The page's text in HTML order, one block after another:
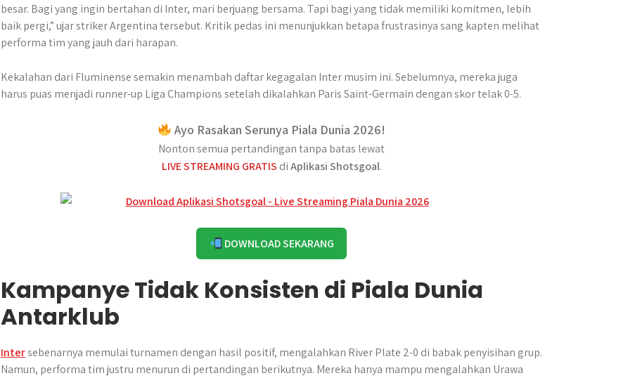
besar. Bagi yang ingin bertahan di Inter, mari berjuang bersama. Tapi bagi yang tidak memiliki komitmen, lebih
baik pergi,” ujar striker Argentina tersebut. Kritik pedas ini menunjukkan betapa frustrasinya sang kapten melihat
performa tim yang jauh dari harapan.
Kekalahan dari Fluminense semakin menambah daftar kegagalan Inter musim ini. Sebelumnya, mereka juga
harus puas menjadi runner-up Liga Champions setelah dikalahkan Paris Saint-Germain dengan skor telak 0-5.
Ayo Rasakan Serunya Piala Dunia 2026!
Nonton semua pertandingan tanpa batas lewat
LIVE STREAMING GRATIS diAplikasi Shotsgoal.
DOWNLOAD SEKARANG
Kampanye Tidak Konsisten di Piala Dunia
Antarklub
Intersebenarnya memulai turnamen dengan hasil positif, mengalahkan River Plate 2-0 di babak penyisihan grup.
Namun, performa tim justru menurun di pertandingan berikutnya. Mereka hanya mampu mengalahkan Urawa